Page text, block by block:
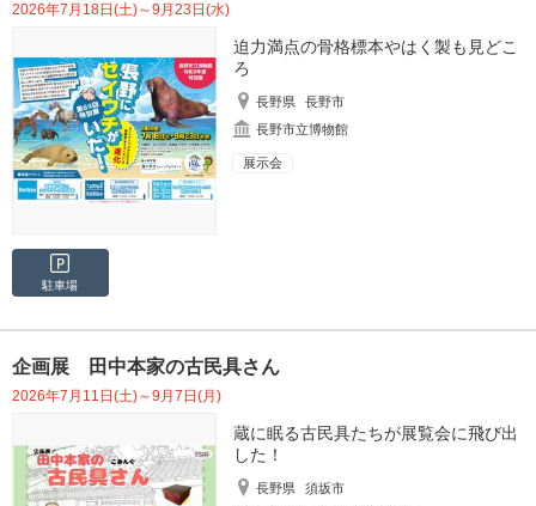
2026年7月18日(土)～9月23日(水)
迫力満点の骨格標本やはく製も見どこ
ろ
長野県
長野市
長野市立博物館
展示会
駐車場
企画展 田中本家の古民具さん
2026年7月11日(土)～9月7日(月)
蔵に眠る古民具たちが展覧会に飛び出
した！
長野県
須坂市